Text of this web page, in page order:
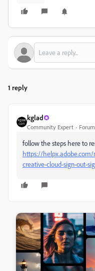
1 reply
kglad
Community Expert
follow the steps here to
https://
creative-cloud-sign-out-